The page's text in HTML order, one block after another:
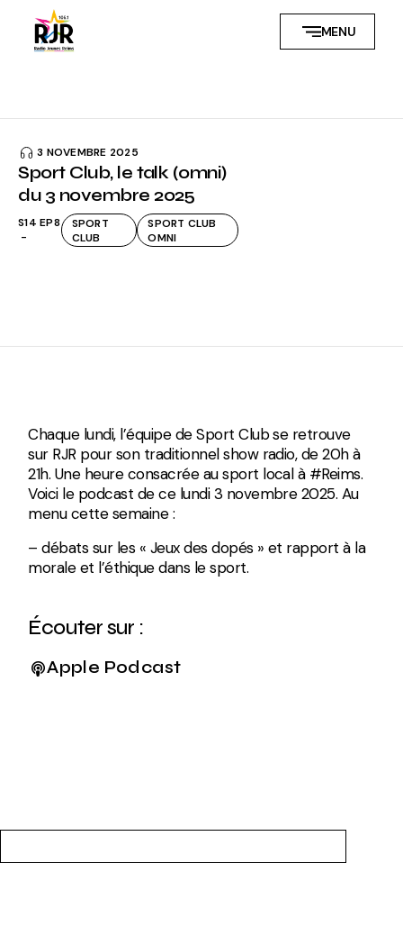
content
MENU
3 NOVEMBRE 2025
Sport Club, le talk (omni)
du 3 novembre 2025
S14 EP8
SPORT
CLUB
SPORT CLUB
OMNI
Chaque lundi, l’équipe de Sport Club se retrouve
sur RJR pour son traditionnel show radio, de 20h à
21h. Une heure consacrée au sport local à #Reims.
Voici le podcast de ce lundi 3 novembre 2025. Au
menu cette semaine :
– débats sur les « Jeux des dopés » et rapport à la
morale et l’éthique dans le sport.
Écouter sur :
Apple Podcast